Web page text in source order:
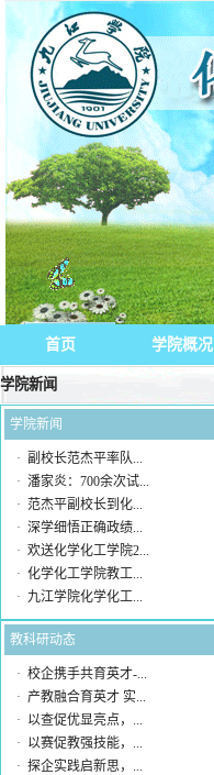
首页 学院概况
学院新闻
学院新闻
· 副校长范杰平率队...
· 潘家炎：700余次试...
· 范杰平副校长到化...
· 深学细悟正确政绩...
· 欢送化学化工学院2...
· 化学化工学院教工...
· 九江学院化学化工...
教科研动态
· 校企携手共育英才-...
· 产教融合育英才 实...
· 以查促优显亮点，...
· 以赛促教强技能，...
· 探企实践启新思，...